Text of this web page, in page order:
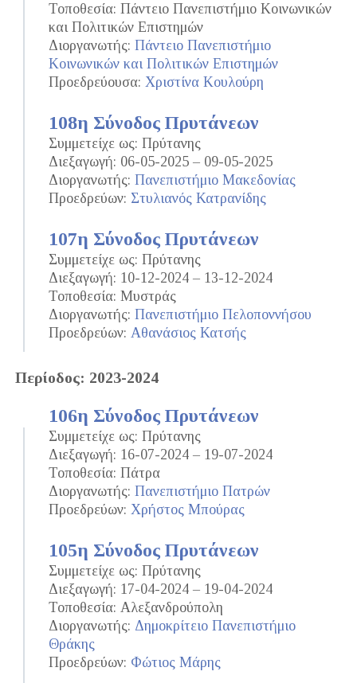
Τοποθεσία: Πάντειο Πανεπιστήμιο Κοινωνικών
και Πολιτικών Επιστημών
Διοργανωτής: Πάντειο Πανεπιστήμιο
Κοινωνικών και Πολιτικών Επιστημών
Προεδρεύουσα: Χριστίνα Κουλούρη
108η Σύνοδος Πρυτάνεων
Συμμετείχε ως: Πρύτανης
Διεξαγωγή: 06-05-2025 – 09-05-2025
Διοργανωτής: Πανεπιστήμιο Μακεδονίας
Προεδρεύων: Στυλιανός Κατρανίδης
107η Σύνοδος Πρυτάνεων
Συμμετείχε ως: Πρύτανης
Διεξαγωγή: 10-12-2024 – 13-12-2024
Τοποθεσία: Μυστράς
Διοργανωτής: Πανεπιστήμιο Πελοποννήσου
Προεδρεύων: Αθανάσιος Κατσής
Περίοδος: 2023-2024
106η Σύνοδος Πρυτάνεων
Συμμετείχε ως: Πρύτανης
Διεξαγωγή: 16-07-2024 – 19-07-2024
Τοποθεσία: Πάτρα
Διοργανωτής: Πανεπιστήμιο Πατρών
Προεδρεύων: Χρήστος Μπούρας
105η Σύνοδος Πρυτάνεων
Συμμετείχε ως: Πρύτανης
Διεξαγωγή: 17-04-2024 – 19-04-2024
Τοποθεσία: Αλεξανδρούπολη
Διοργανωτής: Δημοκρίτειο Πανεπιστήμιο
Θράκης
Προεδρεύων: Φώτιος Μάρης